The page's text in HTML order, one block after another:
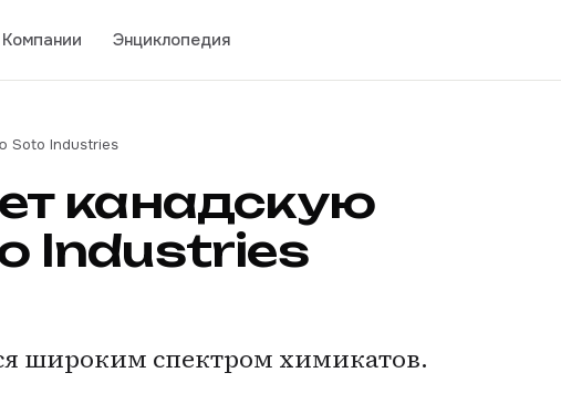
Компании Энциклопедия
Soto Industries
канадскую
Industries
широким спектром химикатов.